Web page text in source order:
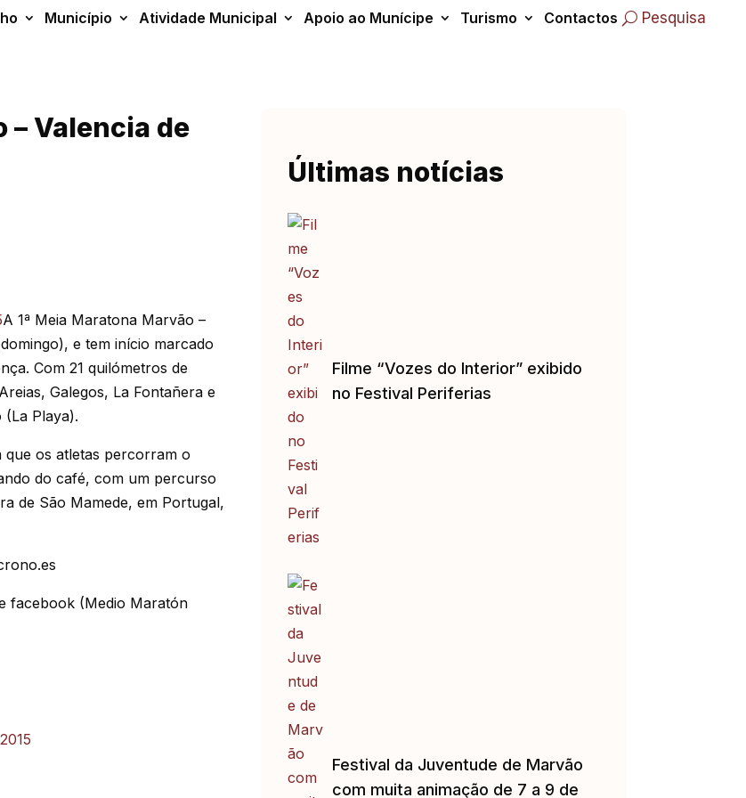
Município Atividade Municipal Apoio ao Munícipe Turismo Contactos Pesquisa
– Valencia de
A 1ª Meia Maratona Marvão –
e tem início marcado
Com 21 quilómetros de
Galegos, La Fontañera e
Playa).
os atletas percorram o
do café, com um percurso
de São Mamede, em Portugal,
facebook (Medio Maratón
Últimas notícias
Filme “Vozes do Interior” exibido
no Festival Periferias
Festival da Juventude de Marvão
com muita animação de 7 a 9 de